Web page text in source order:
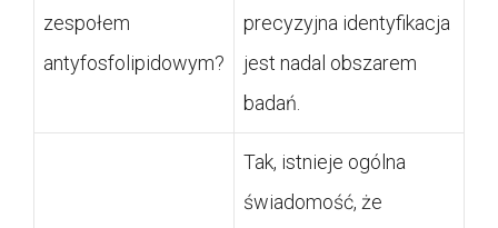
zespołem
antyfosfolipidowym?
precyzyjna identyfikacja
jest nadal obszarem
badań.
Tak, istnieje ogólna
świadomość, że